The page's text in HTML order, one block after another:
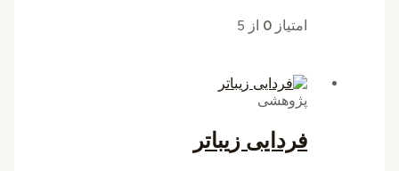
امتیاز 0 از 5
پژوهشی
فردایی زیباتر